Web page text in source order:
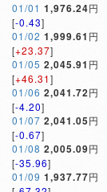
01/01 1,976.24円
[-0.43]
01/02 1,999.61 円
[+23.37]
01/05 2,045.91 円
[+46.31]
01/06 2,041.72円
[-4.20]
01/07 2,041.05円
[-0.67]
01/08 2,005.09円
[-35.96]
01/09 1,937.77円